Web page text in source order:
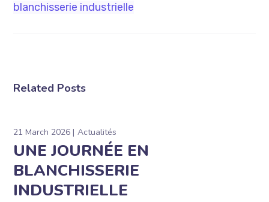
blanchisserie industrielle
Related Posts
21 March 2026 Actualités
UNE JOURNÉE EN
BLANCHISSERIE
INDUSTRIELLE